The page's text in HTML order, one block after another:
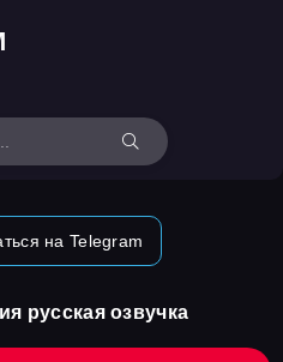
на Telegram
русская озвучка